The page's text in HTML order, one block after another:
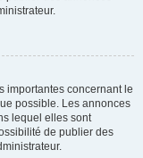
importantes concernant le
possible. Les annonces
lequel elles sont
de publier des